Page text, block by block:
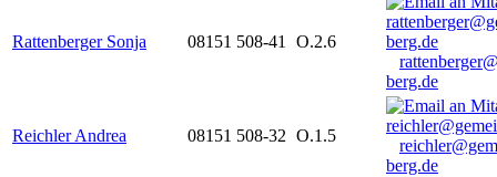
Rattenberger Sonja 08151 508-41
O.2.6
berg.de
Reichler Andrea 08151 508-32 O.1.5
berg.de